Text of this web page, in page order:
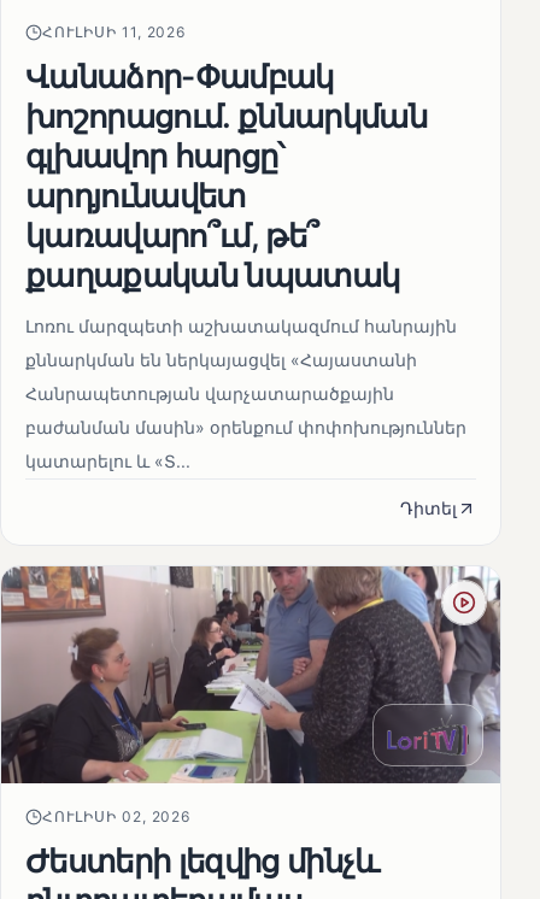
ՀՈՒԼԻՍԻ 11, 2026
Վանաձոր-Փամբակ
խոշորացում. քննարկման
գլխավոր հարցը՝
արդյունավետ
կառավարո՞ւմ, թե՞
քաղաքական նպատակ
Լոռու մարզպետի աշխատակազմում հանրային
քննարկման են ներկայացվել «Հայաստանի
Հանրապետության վարչատարածքային
բաժանման մասին» օրենքում փոփոխություններ
կատարելու և «Տ...
Դիտել
ՀՈՒԼԻՍԻ 02, 2026
Ժեստերի լեզվից մինչև